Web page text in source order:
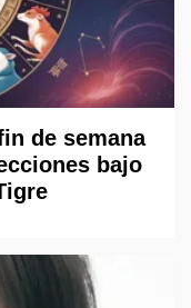
de semana
bajo